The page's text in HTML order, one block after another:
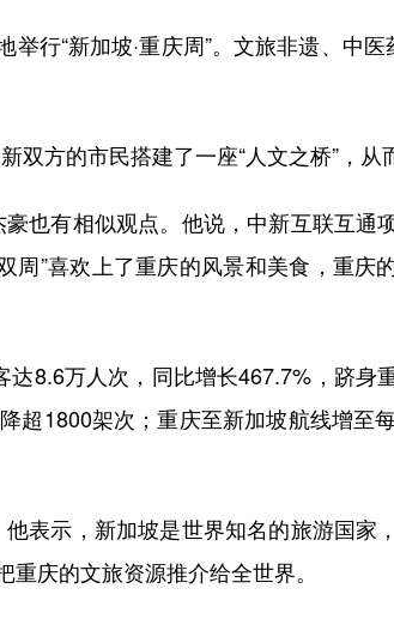
“新加坡·重庆周”。文旅非遗、中医
方的市民搭建了一座“人文之桥”，从
有相似观点。他说，中新互联互通
”喜欢上了重庆的风景和美食，重庆
8.6万人次，同比增长467.7%，跻身
超1800架次；重庆至新加坡航线增至
示，新加坡是世界知名的旅游国家
庆的文旅资源推介给全世界。